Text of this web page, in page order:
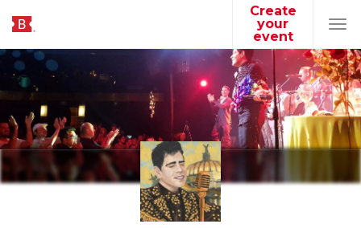
Create
your
event